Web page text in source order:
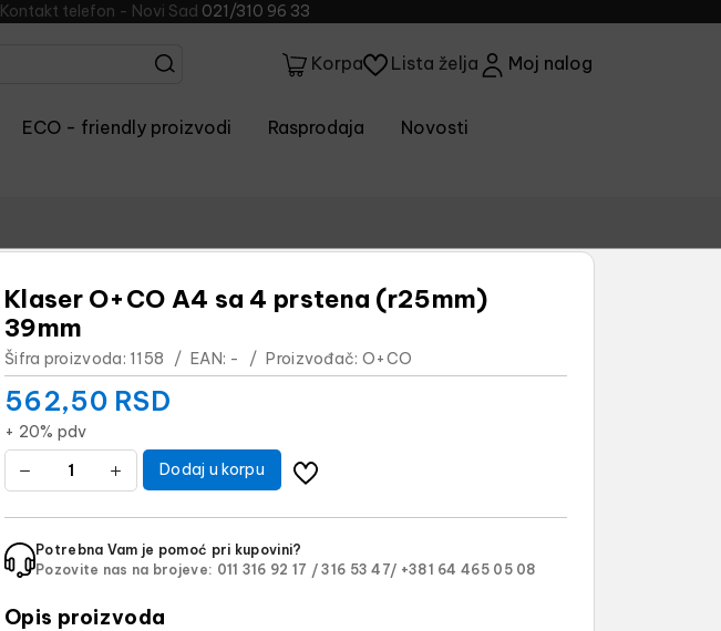
Kontakt telefon - Novi Sad 021/310 96 33
Moj nalog
Korpa Lista želja
ECO - friendly proizvodi Rasprodaja Novosti
Klaser O+CO A4 sa 4 prstena (r25mm)
39mm
Šifra proizvoda: 1158 / EAN: - / Proizvođač: O+CO
562,50 RSD
+ 20% pdv
Dodaj u korpu
Potrebna Vam je pomoć pri kupovini?
Pozovite nas na brojeve: 011 316 92 17 / 316 53 47/ +381 64 465 05 08
Opis proizvoda